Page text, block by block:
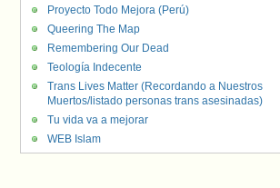
Proyecto Todo Mejora (Perú)
Queering The Map
Remembering Our Dead
Teología Indecente
Trans Lives Matter (Recordando a Nuestros
Muertos/listado personas trans asesinadas)
Tu vida va a mejorar
WEB Islam